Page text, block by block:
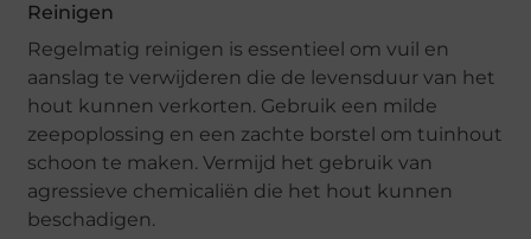
Reinigen
Regelmatig reinigen is essentieel om vuil en
aanslag te verwijderen die de levensduur van het
hout kunnen verkorten. Gebruik een milde
zeepoplossing en een zachte borstel om tuinhout
schoon te maken. Vermijd het gebruik van
agressieve chemicaliën die het hout kunnen
beschadigen.